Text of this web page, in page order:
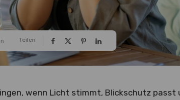
Teilen
wenn Licht stimmt, Blickschutz passt